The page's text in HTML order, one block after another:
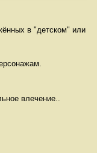
в "детском" или
влечение..